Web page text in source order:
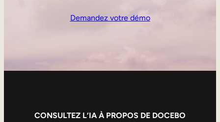
Demandez votre démo
CONSULTEZ L’IA À PROPOS DE DOCEBO